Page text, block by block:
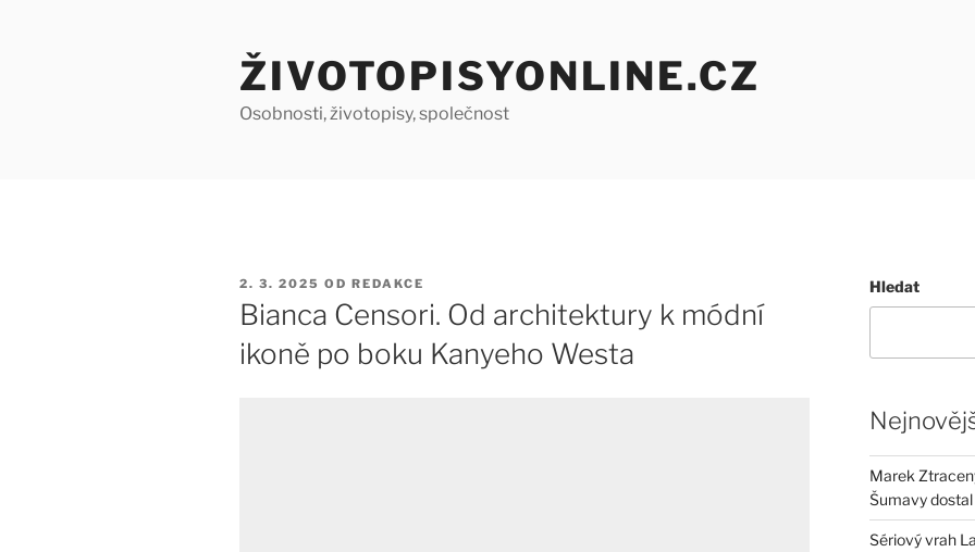
ŽIVOTOPISYONLINE.CZ
Osobnosti, životopisy, společnost
PUBLIKOVÁNO
2. 3. 2025 OD REDAKCE
Bianca Censori. Od architektury k módní
ikoně po boku Kanyeho Westa
Hledat
Marek
Šumavy
Sériový vrah